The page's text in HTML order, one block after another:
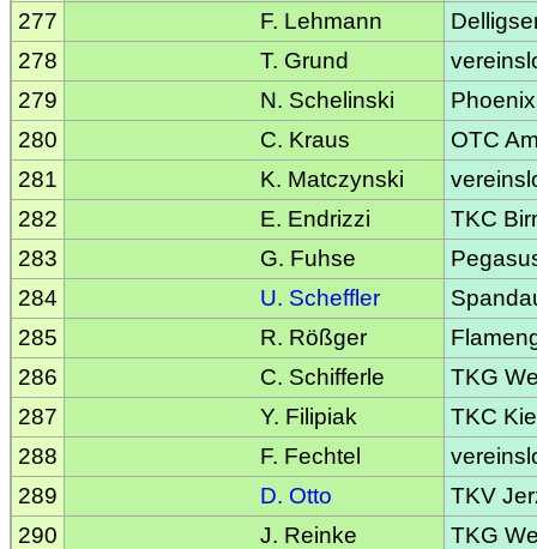
277 F. Lehmann
278
T. Grund
279
N. Schelinski
280
C. Kraus
OTC
281
K. Matczynski
282
E. Endrizzi
TKC
283
G. Fuhse
284
U. Scheffler
285
R. Rößger
286
C. Schifferle
TKG
287
Y. Filipiak
TKC
288
F. Fechtel
289
D. Otto
TKV
290
J. Reinke
TKG